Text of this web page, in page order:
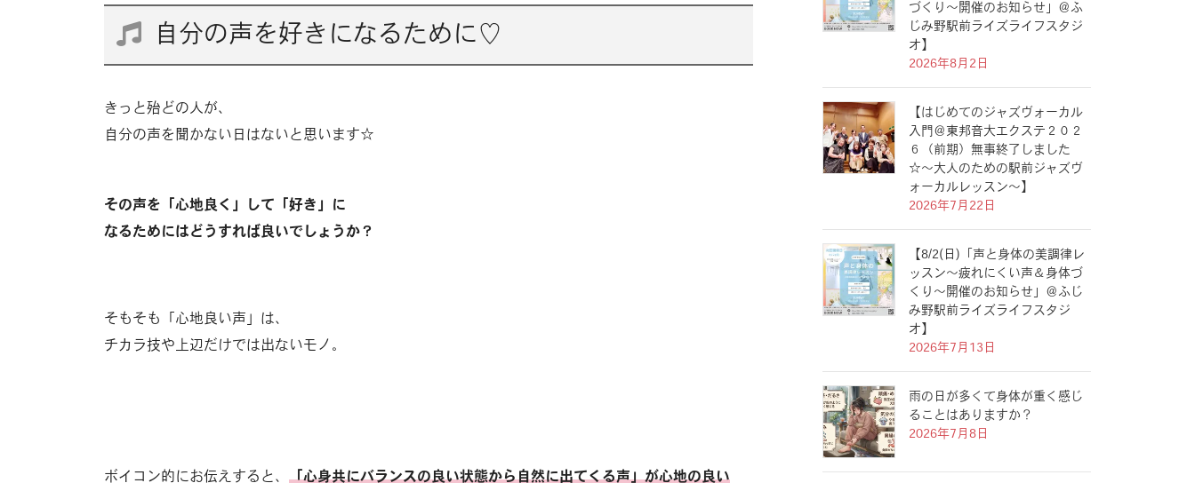
自分の声を好きになるために♡
きっと殆どの人が、
自分の声を聞かない日はないと思います☆
その声を「心地良く」して「好き」に
なるためにはどうすれば良いでしょうか？
そもそも「心地良い声」は、
チカラ技や上辺だけでは出ないモノ。
ボイコン的にお伝えすると、 「心身共にバランスの良い状態から自然に出てくる声」が心地の良い
づくり〜開催のお知らせ」＠ふ
じみ野駅前ライズライフスタジ
オ】
2026年8月2日
【はじめてのジャズヴォーカル
入門＠東邦音大エクステ２０２
６（前期）無事終了しました
☆〜大人のための駅前ジャズヴ
ォーカルレッスン〜】
2026年7月22日
【8/2(日)「声と身体の美調律レ
ッスン〜疲れにくい声＆身体づ
くり〜開催のお知らせ」＠ふじ
み野駅前ライズライフスタジ
オ】
2026年7月13日
雨の日が多くて身体が重く感じ
ることはありますか？
2026年7月8日